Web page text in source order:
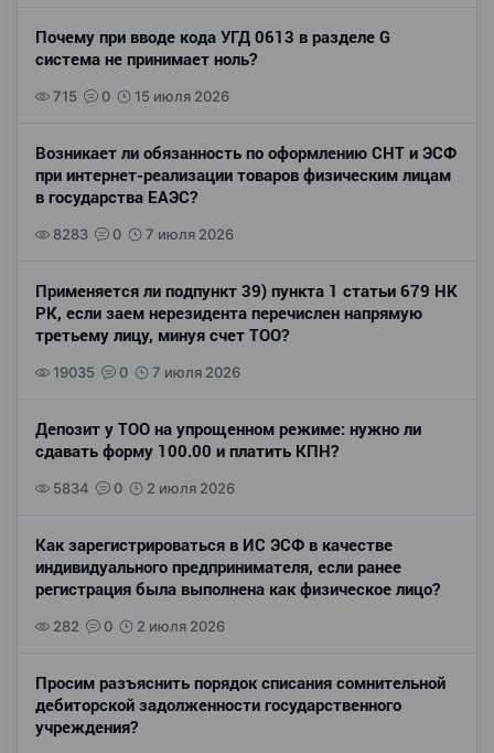
Почему при вводе кода УГД 0613 в разделе G
система не принимает ноль?
715 0 15 июля 2026
Возникает ли обязанность по оформлению СНТ и ЭСФ
при интернет-реализации товаров физическим лицам
в государства ЕАЭС?
8283 0 7 июля 2026
Применяется ли подпункт 39) пункта 1 статьи 679 НК
РК, если заем нерезидента перечислен напрямую
третьему лицу, минуя счет ТОО?
19035 0 7 июля 2026
Депозит у ТОО на упрощенном режиме: нужно ли
сдавать форму 100.00 и платить КПН?
5834 0 2 июля 2026
Как зарегистрироваться в ИС ЭСФ в качестве
индивидуального предпринимателя, если ранее
регистрация была выполнена как физическое лицо?
282 0 2 июля 2026
Просим разъяснить порядок списания сомнительной
дебиторской задолженности государственного
учреждения?